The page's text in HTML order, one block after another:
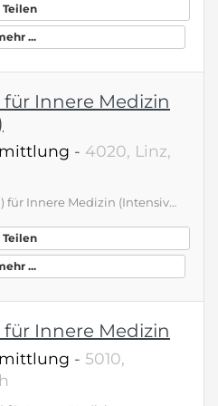
Teilen
...
Innere Medizin
- 4020, Linz,
&lt;KH&gt;Oberarzt (m/w/d) für Innere Medizin (Intensivmedizin)&lt;ANGEBOT&gt; Die Abteilung für Innere Medizin mit dem Schwerpunkt Intensivmedizin verfügt über mehr als 1/2 Dutzend Intensiv- und 4 Überwachungsbetten mit der neuesten Technologie und befasst sich mit Organersatzverfahren sowie Beatmung, Hämofiltration und invasivem Kreislaufmonitoring, sowie interdisziplinären Therapie- und Behandlungsansätzen. Geboten wird: Spannende, ärztliche Tätigkeiten in einem modernen Ambiente mit Highend-Medizin Abwechselnd Tätigkeit: 2 Wochen Intensivstation und 2 Wochen Innere Medizin Bei Interesse: Beteiligung an den ZNA- oder Notarztdiensten bzw. Betrieb einer Ordination nebenbei Optional kann parallel zusätzlich die Ausbildung in der Nephrologie absolviert werden Ausgezeichnete Bezahlung - übliches Jahresbruttogesamtgehalt Z.B. für einen Jungfacharzt bei Vollzeit 145.000 Euro, konkreter Bezug je nach Erfahrung, Teilzeit möglich Zahlreiche Kinderbetreuungsmöglichkeiten, Schulen, Hochschule etc. vor Ort Gesucht wird eine motivierte, selbständige Persönlichkeit mit Erfahrung, die gerne in einem jungen, dynamischen Team arbeiten möchte. Sie schätzen die Abwechslung Intensivmedizin / Innere Medizin, die die Abteilung bietet? Dann rufen Sie uns an!
Teilen
...
Innere Medizin
- 5010,